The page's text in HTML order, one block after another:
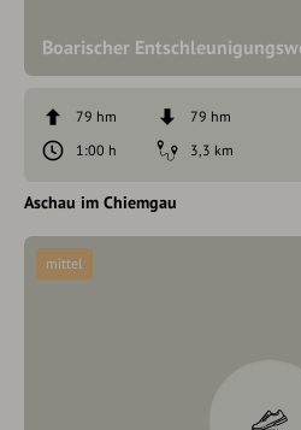
Boarischer
79 hm
79 hm
1:00 h
3,3 km
Aschau im Chiemgau
mittel